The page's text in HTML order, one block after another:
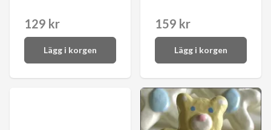
129 kr
Lägg i korgen
159 kr
Lägg i korgen